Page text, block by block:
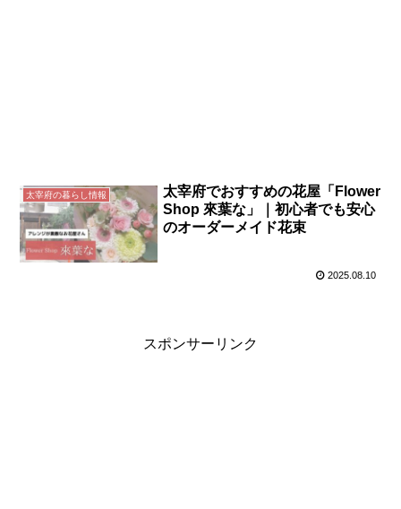
太宰府の暮らし情報
太宰府でおすすめの花屋「Flower
Shop 來葉な」｜初心者でも安心
のオーダーメイド花束
2025.08.10
スポンサーリンク